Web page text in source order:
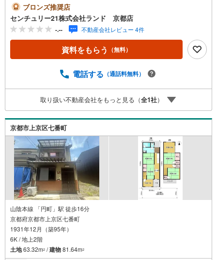
ませ！＜センチュリー21ランドについて＞●センチュリー2
1ランド京都店は・・・ お客様のご希望をお客様の目線で
ご満足いただけるお住いを全力でお探し致します！●購入・
売却・ローンのご相談など、些細なことでもお気軽にご相
談下さいませ！●リフォームのご相談も承っております。○
京阪鴨東線 「出町柳」駅 徒歩約6分○京都市営地下鉄烏丸
日・水曜日定休日※祝日は営業）事前にご連絡いただけます
ブロンズ推奨店
センチュリー21株式会社ランド 京都店
-.-- 不動産会社レビュー 4件
資料をもらう （無料）
電話する （通話料無料）
取り扱い不動産会社をもっと見る（全1社）
京都市上京区七番町
山陰本線 「円町」駅 徒歩16分
京都府京都市上京区七番町
1931年12月（築95年）
6K / 地上2階
土地63.32m2 /建物81.64m2